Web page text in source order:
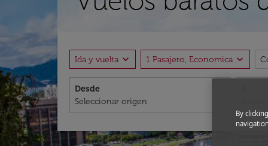
Ida y vuelta expand_more 1 Pasajero, Economica expand_more
Desde
By